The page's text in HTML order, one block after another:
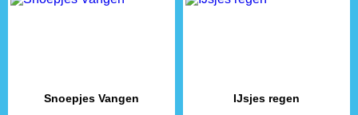
Snoepjes Vangen IJsjes regen